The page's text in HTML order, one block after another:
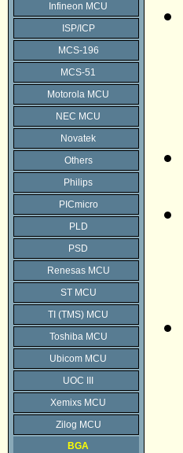
Infineon MCU
ISP/ICP
MCS-196
MCS-51
Motorola MCU
NEC MCU
Novatek
Others
Philips
PICmicro
PLD
PSD
Renesas MCU
ST MCU
TI (TMS) MCU
Toshiba MCU
Ubicom MCU
UOC III
Xemixs MCU
Zilog MCU
BGA